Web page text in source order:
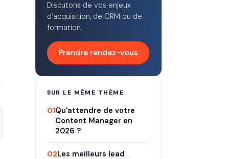
Discutons de vos enjeux
d’acquisition, de CRM ou de
formation.
Prendre rendez-vous
SUR LE MÊME THÈME
01Qu'attendre de votre
Content Manager en
2026 ?
02Les meilleurs lead